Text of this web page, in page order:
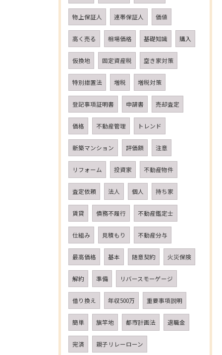
物上保証人 連帯保証人 価値
高く売る 相場価格 基礎知識 購入
仮換地 固定資産税 空き家対策
特別措置法 増税 増税対策
登記事項証明書 申請書 売却査定
価格 不動産管理 トレンド
新築マンション 評価額 注意
リフォーム 投資家 不動産物件
査定依頼 法人 個人 持ち家
賃貸 債務不履行 不動産鑑定士
仕組み 見積もり 不動産分与
最高価格 基本 随意契約 火災保険
解約 準備 リバースモーゲージ
借り換え 年収500万 重要事項説明
簡単 旗竿地 都市計画法 退職金
完済 親子リレーローン